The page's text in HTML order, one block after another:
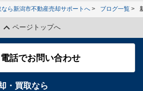
ら新潟市不動産売却サポートへ ブログ一覧
ページトップへ
電話でお問い合わせ
・買取なら